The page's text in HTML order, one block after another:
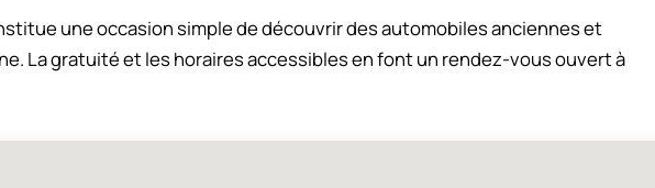
une occasion simple de découvrir des automobiles anciennes et
La gratuité et les horaires accessibles en font un rendez-vous ouvert à